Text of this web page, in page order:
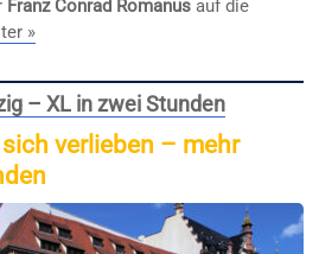
Franz Conrad Romanusauf die
»
– XL in zwei Stunden
verlieben – mehr